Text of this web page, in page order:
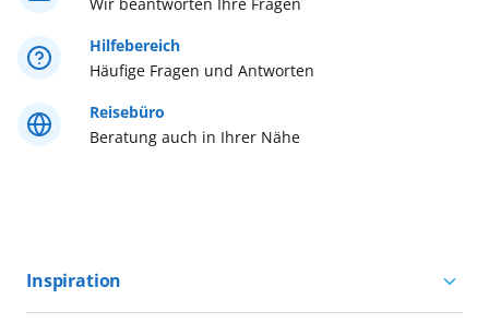
Östliches Mittelmeer
Häufige Fragen und Antworten
Hilfebereich
Beratung auch in Ihrer Nähe
Reisebüro
Inspiration